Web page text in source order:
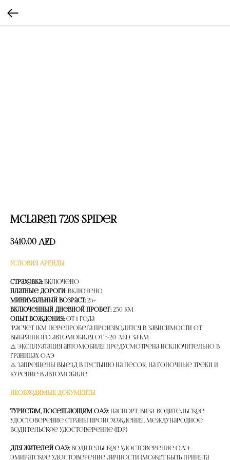
McLaren 720S Spider
3410.00 AED
УСЛОВИЯ АРЕНДЫ
Страховка: Включено
Платные дороги: Включено
Минимальный возраст: 25+
Включенный дневной пробег: 250 км
Опыт вождения: от 1 года
*расчет 1км перепробега производится в зависимости от
выбранного автомобиля от 5-20 AED за км
⚠️ Эксплуатация автомобиля предусмотрена исключительно в
границах ОАЭ
⚠️ Запрещены выезд в пустыню на песок, на гоночные треки и
курение в автомобиле.
НЕОБХОДИМЫЕ ДОКУМЕНТЫ
Туристам, посещающим ОАЭ: Паспорт, Виза, Водительское
удостоверение страны происхождения, Международное
водительское удостоверение (IDP)
Для жителей ОАЭ: Водительское удостоверение ОАЭ,
Эмиратское удостоверение личности (может быть принята